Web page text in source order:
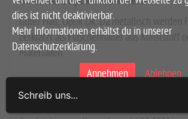
Guter Halt, Optik Ok. Da metallisch werden
zerkratzt als Flaschenhalter aus Kunststoff
Materialien.
dies ist nicht deaktivierbar.
Mehr Informationen erhältst du in unserer
Datenschutzerklärung.
Annehmen Ablehnen
Nur technisch notwendige Cookies laden
Schreib uns...